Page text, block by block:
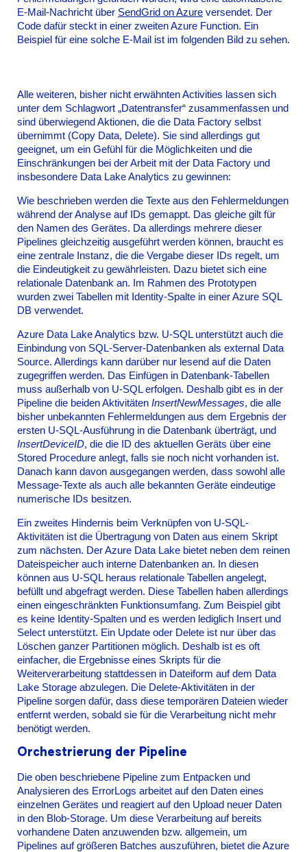
E-Mail-Nachricht über SendGrid on Azure versendet. Der
Code dafür steckt in einer zweiten Azure Function. Ein
Beispiel für eine solche E-Mail ist im folgenden Bild zu sehen.
Alle weiteren, bisher nicht erwähnten Activities lassen sich
unter dem Schlagwort „Datentransfer“ zusammenfassen und
sind überwiegend Aktionen, die die Data Factory selbst
übernimmt (Copy Data, Delete). Sie sind allerdings gut
geeignet, um ein Gefühl für die Möglichkeiten und die
Einschränkungen bei der Arbeit mit der Data Factory und
insbesondere Data Lake Analytics zu gewinnen:
Wie beschrieben werden die Texte aus den Fehlermeldungen
während der Analyse auf IDs gemappt. Das gleiche gilt für
den Namen des Gerätes. Da allerdings mehrere dieser
Pipelines gleichzeitig ausgeführt werden können, braucht es
eine zentrale Instanz, die die Vergabe dieser IDs regelt, um
die Eindeutigkeit zu gewährleisten. Dazu bietet sich eine
relationale Datenbank an. Im Rahmen des Prototypen
wurden zwei Tabellen mit Identity-Spalte in einer Azure SQL
DB verwendet.
Azure Data Lake Analytics bzw. U-SQL unterstützt auch die
Einbindung von SQL-Server-Datenbanken als external Data
Source. Allerdings kann darüber nur lesend auf die Daten
zugegriffen werden. Das Einfügen in Datenbank-Tabellen
muss außerhalb von U-SQL erfolgen. Deshalb gibt es in der
Pipeline die beiden Aktivitäten InsertNewMessages, die alle
bisher unbekannten Fehlermeldungen aus dem Ergebnis der
ersten U-SQL-Ausführung in die Datenbank überträgt, und
InsertDeviceID, die die ID des aktuellen Geräts über eine
Stored Procedure anlegt, falls sie noch nicht vorhanden ist.
Danach kann davon ausgegangen werden, dass sowohl alle
Message-Texte als auch alle bekannten Geräte eindeutige
numerische IDs besitzen.
Ein zweites Hindernis beim Verknüpfen von U-SQL-
Aktivitäten ist die Übertragung von Daten aus einem Skript
zum nächsten. Der Azure Data Lake bietet neben dem reinen
Dateispeicher auch interne Datenbanken an. In diesen
können aus U-SQL heraus relationale Tabellen angelegt,
befüllt und abgefragt werden. Diese Tabellen haben allerdings
einen eingeschränkten Funktionsumfang. Zum Beispiel gibt
es keine Identity-Spalten und es werden lediglich Insert und
Select unterstützt. Ein Update oder Delete ist nur über das
Löschen ganzer Partitionen möglich. Deshalb ist es oft
einfacher, die Ergebnisse eines Skripts für die
Weiterverarbeitung stattdessen in Dateiform auf dem Data
Lake Storage abzulegen. Die Delete-Aktivitäten in der
Pipeline sorgen dafür, dass diese temporären Dateien wieder
entfernt werden, sobald sie für die Verarbeitung nicht mehr
benötigt werden.
Orchestrierung der Pipeline
Die oben beschriebene Pipeline zum Entpacken und
Analysieren des ErrorLogs arbeitet auf den Daten eines
einzelnen Gerätes und reagiert auf den Upload neuer Daten
in den Blob-Storage. Um diese Verarbeitung auf bereits
vorhandene Daten anzuwenden bzw. allgemein, um
Pipelines auf größeren Batches auszuführen, bietet die Azure